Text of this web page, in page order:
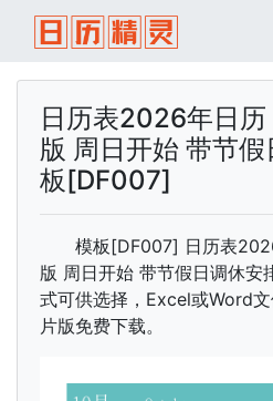
日历表2026年日历
版 周日开始 带节
板[DF007]
模板[DF007] 日历表
版 周日开始 带节假日调休安
式可供选择，Excel或Word
片版免费下载。